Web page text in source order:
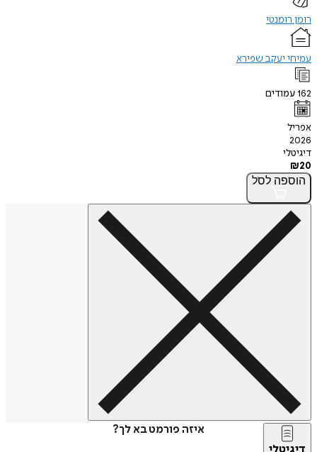
רומן רומנטי
עמיחי יעקב שפירא
162עמודים
אפריל
2026
דיגיטלי
₪20
הוספה לסל
איזה פורמט בא לך?
דיגיטלי